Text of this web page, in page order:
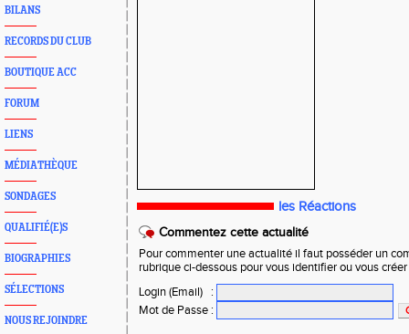
BILANS
RECORDS DU CLUB
BOUTIQUE ACC
FORUM
LIENS
MÉDIATHÈQUE
SONDAGES
QUALIFIÉ(E)S
BIOGRAPHIES
SÉLECTIONS
NOUS REJOINDRE
les Réactions
Commentez cette actualité
Pour commenter une actualité il faut posséder un
rubrique ci-dessous pour vous identifier ou vous
Login (Email)
:
Mot de Passe :